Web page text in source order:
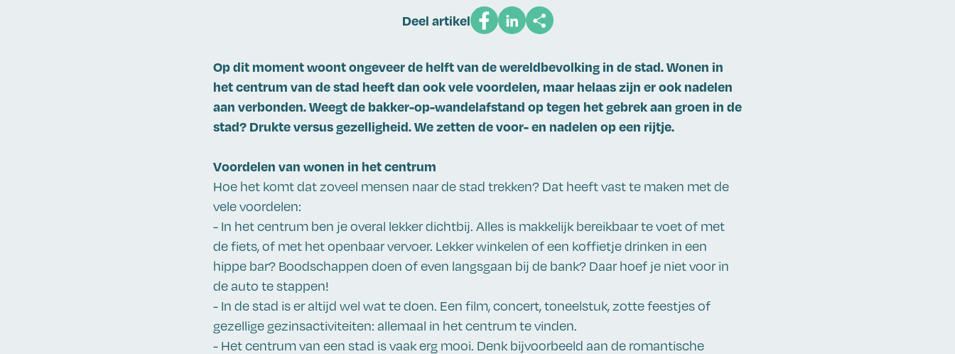
Deel artikel
Op dit moment woont ongeveer de helft van de wereldbevolking in de stad. Wonen in
het centrum van de stad heeft dan ook vele voordelen, maar helaas zijn er ook nadelen
aan verbonden. Weegt de bakker-op-wandelafstand op tegen het gebrek aan groen in de
stad? Drukte versus gezelligheid. We zetten de voor- en nadelen op een rijtje.
Voordelen van wonen in het centrum
Hoe het komt dat zoveel mensen naar de stad trekken? Dat heeft vast te maken met de
vele voordelen:
- In het centrum ben je overal lekker dichtbij. Alles is makkelijk bereikbaar te voet of met
de fiets, of met het openbaar vervoer. Lekker winkelen of een koffietje drinken in een
hippe bar? Boodschappen doen of even langsgaan bij de bank? Daar hoef je niet voor in
de auto te stappen!
- In de stad is er altijd wel wat te doen. Een film, concert, toneelstuk, zotte feestjes of
gezellige gezinsactiviteiten: allemaal in het centrum te vinden.
- Het centrum van een stad is vaak erg mooi. Denk bijvoorbeeld aan de romantische